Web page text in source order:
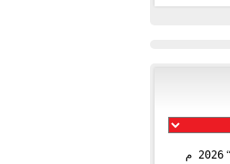
2026 م